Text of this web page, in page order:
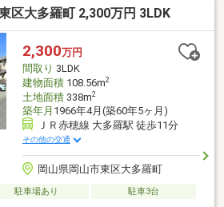
小学校まで約900ｍ（徒歩12分）●フ
駅前店まで約850ｍ（徒歩11分）●ハロ
（徒歩10分）●下遊園地まで約110ｍ
区大多羅町 2,300万円 3LDK
2,300万円
間取り 3LDK
建物面積108.56m2
土地面積338m2
築年月 1966年4月(築60年5ヶ月)
ＪＲ赤穂線 大多羅駅 徒歩11分
その他の交通
岡山県岡山市東区大多羅町
駐車場あり
駐車3台